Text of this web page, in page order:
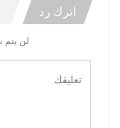
اترك رد
لن يتم